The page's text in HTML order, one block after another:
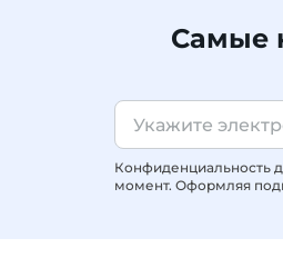
Самые
Конфиденциальность
момент. Оформляя